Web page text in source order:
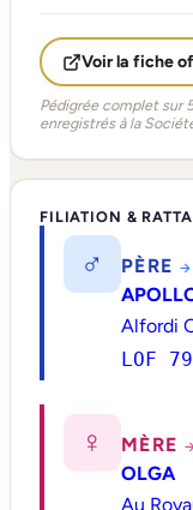
Voir la fiche
Pédigrée complet sur
enregistrés à la
FILIATION &
♂ PÈRE →
Alfordi
LOF
♀ MÈRE
OLGA
Au